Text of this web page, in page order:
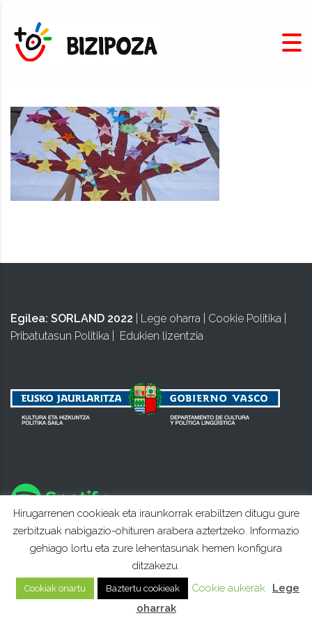
Egilea: SORLAND 2022 Lege oharra Cookie Politika
Pribatutasun Politika
Edukien lizentzia
Hirugarrenen cookieak eta iraunkorrak erabiltzen ditugu gure
zerbitzuak nabigazio-ohituren arabera aztertzeko. Informazio
gehiago lortu eta zure lehentasunak hemen konfigura
ditzakezu.
Cookiak onartu Baztertu cookieak Cookie aukerak
Lege
oharrak